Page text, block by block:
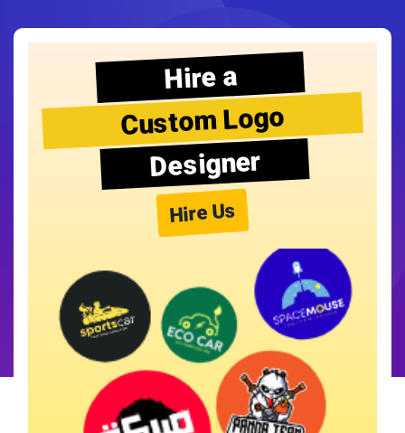
Hire a
Custom Logo
Designer
Hire Us